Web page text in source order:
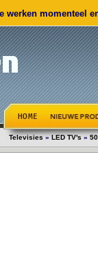
momenteel
Televisies»LED TV's »